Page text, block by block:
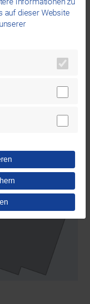
KfW-Bank
finden Sie
auf dieser Website